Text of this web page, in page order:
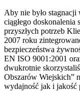
Aby nie było
ciągłego doskonalenia
przyszłych potrzeb
2007 roku
bezpieczeństwa
EN ISO 9001:2001
dwukrotnie
Obszarów Wiejskich”
wydajność jak i jakość